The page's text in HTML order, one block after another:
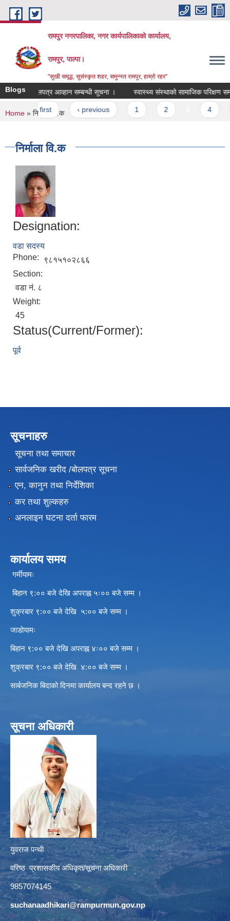
Skip to main content
रामपुर नगरपालिका, नगर कार्यपालिकाको कार्यालय,
रामपुर, पाल्पा।
"सुखी समृद्ध, सुसंस्कृत शहर, समुन्नत रामपुर, हाम्रो रहर"
Blogs
पुनः बोलपत्र आव्हान सम्बन्धी सूचना । स्वास्थ्य संस्थाको सामाजिक परिक्षण
Pages
« first ‹ previous
You are here
Home » निर्माला वि.क
निर्माला वि.क
Designation:
वडा सदस्य
Phone:
९८१५१०२८६६
Section:
वडा नं. ८
Weight:
45
Status(Current/Former):
पूर्व
सूचनाहरु
सूचना तथा समाचार
सार्वजनिक खरीद /बोलपत्र सूचना
एन, कानुन तथा निर्देशिका
कर तथा शुल्कहरु
अनलाइन घटना दर्ता फारम
कार्यालय समय
गर्मीयामः
बिहान ९:०० बजे देखि अपराह्न ५ः०० बजे सम्म ।
शुक्रबार ९:०० बजे देखि ५:०० बजे सम्म ।
जाडोयामः
बिहान ९:०० बजे देखि अपराह्न ४ः०० बजे सम्म ।
शुक्रबार ९:०० बजे देखि ४:०० बजे सम्म ।
सार्बजनिक बिदाको दिनमा कार्यालय बन्द रहने छ ।
सूचना अधिकारी
युवराज पन्थी
वरिष्ठ प्रशासकीय अधिकृत/सूचना अधिकारी
9857074145
suchanaadhikari@rampurmun.gov.np